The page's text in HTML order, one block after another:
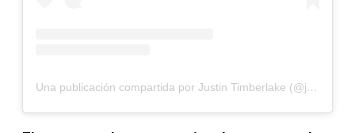
Una publicación compartida por Justin Timberlake (@justintimberlake)